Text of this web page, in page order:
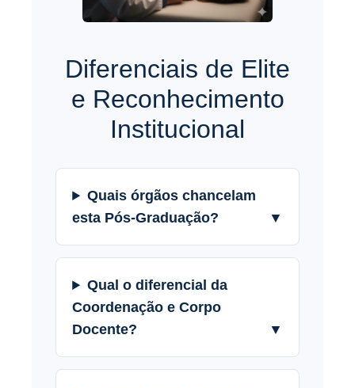
Diferenciais de Elite
e Reconhecimento
Institucional
Quais órgãos chancelam
esta Pós-Graduação?
▼
Qual o diferencial da
Coordenação e Corpo
Docente?
▼